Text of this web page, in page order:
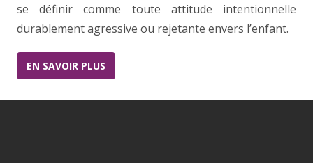
se définir comme toute attitude intentionnelle
durablement agressive ou rejetante envers l’enfant.
EN SAVOIR PLUS